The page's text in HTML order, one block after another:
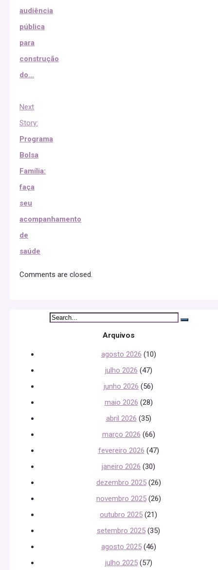
audiência
pública
para
construção
do...
Next
Story:
Programa
Bolsa
Família:
faça
seu
acompanhamento
de
saúde
Comments are closed.
Arquivos
agosto 2026 (10)
julho 2026 (47)
junho 2026 (56)
maio 2026 (28)
abril 2026 (35)
março 2026 (66)
fevereiro 2026 (47)
janeiro 2026 (30)
dezembro 2025(26)
novembro 2025(26)
outubro 2025 (21)
setembro 2025 (35)
agosto 2025(46)
julho 2025(57)